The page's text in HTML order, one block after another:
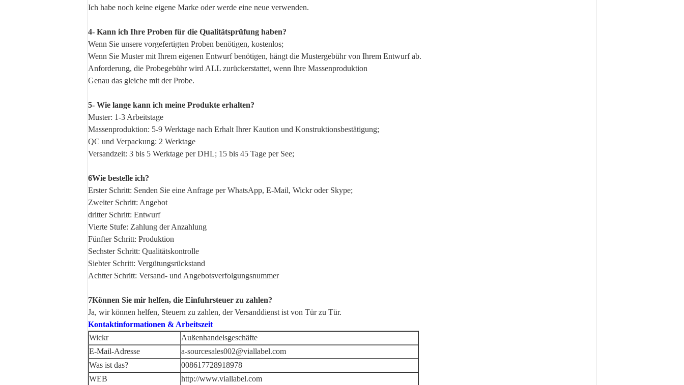
Ich habe noch keine eigene Marke oder werde eine neue verwenden.
4- Kann ich Ihre Proben für die Qualitätsprüfung haben?
Wenn Sie unsere vorgefertigten Proben benötigen, kostenlos;
Wenn Sie Muster mit Ihrem eigenen Entwurf benötigen, hängt die Mustergebühr von Ihrem Entwurf ab.
Anforderung, die Probegebühr wird ALL zurückerstattet, wenn Ihre Massenproduktion
Genau das gleiche mit der Probe.
5- Wie lange kann ich meine Produkte erhalten?
Muster: 1-3 Arbeitstage
Massenproduktion: 5-9 Werktage nach Erhalt Ihrer Kaution und Konstruktionsbestätigung;
QC und Verpackung: 2 Werktage
Versandzeit: 3 bis 5 Werktage per DHL; 15 bis 45 Tage per See;
6Wie bestelle ich?
Erster Schritt: Senden Sie eine Anfrage per WhatsApp, E-Mail, Wickr oder Skype;
Zweiter Schritt: Angebot
dritter Schritt: Entwurf
Vierte Stufe: Zahlung der Anzahlung
Fünfter Schritt: Produktion
Sechster Schritt: Qualitätskontrolle
Siebter Schritt: Vergütungsrückstand
Achtter Schritt: Versand- und Angebotsverfolgungsnummer
7Können Sie mir helfen, die Einfuhrsteuer zu zahlen?
Ja, wir können helfen, Steuern zu zahlen, der Versanddienst ist von Tür zu Tür.
Kontaktinformationen & Arbeitszeit
Wickr
Außenhandelsgeschäfte
E-Mail-Adresse
a-sourcesales002@viallabel.com
Was ist das?
008617728918978
WEB
http://www.viallabel.com